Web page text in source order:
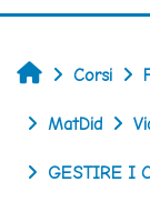
Home
Corsi
MatDid
GESTIRE I